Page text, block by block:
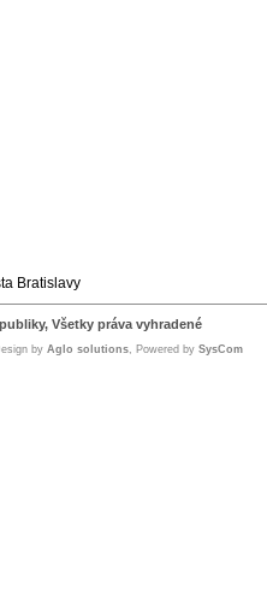
Bratislavy
Všetky práva vyhradené
by Aglo solutions, Powered by SysCom